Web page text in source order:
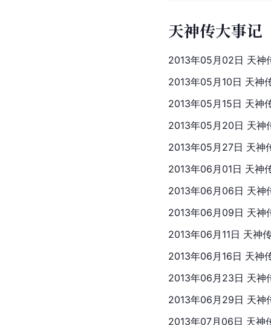
天神传大事记
2013年05月02日 天神
2013年05月10日 天神
2013年05月15日 天神
2013年05月20日 天神
2013年05月27日 天神
2013年06月01日 天神
2013年06月06日 天神
2013年06月09日 天神
2013年06月11日 天神
2013年06月16日 天神
2013年06月23日 天神
2013年06月29日 天神
2013年07月06日 天神